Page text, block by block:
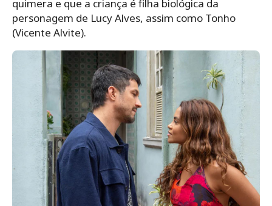
quimera e que a criança é filha biológica da
personagem de Lucy Alves, assim como Tonho
(Vicente Alvite).